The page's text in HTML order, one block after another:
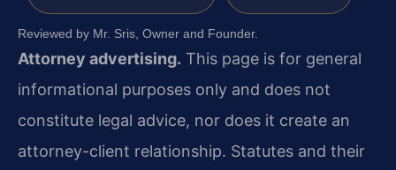
Reviewed by Mr. Sris, Owner and Founder.
Attorney advertising. This page is for general
informational purposes only and does not
constitute legal advice, nor does it create an
attorney-client relationship. Statutes and their